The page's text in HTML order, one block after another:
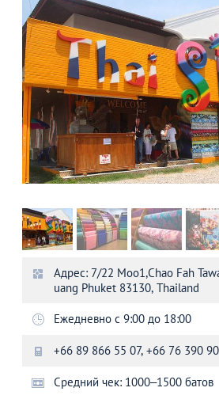
Адрес: 7/22 Moo1,Chao Fah
uang Phuket 83130, Thailand
Ежедневно с 9:00 до 18:00
+66 89 866 55 07, +66 76 390
Средний чек: 1000–1500 батов